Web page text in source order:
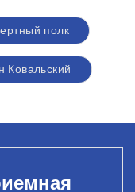
полк
Ковальский